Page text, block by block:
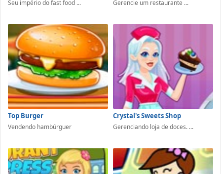
Seu império do fast food ... Gerencie um restaurante ...
Top Burger
Vendendo hambúrguer
Crystal's Sweets Shop
Gerenciando loja de doces. ...